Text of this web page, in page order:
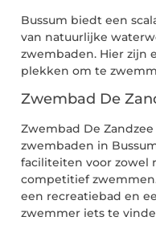
Bussum biedt een
van natuurlijke
zwembaden. Hier zijn
plekken om te
Zwembad De
Zwembad De
zwembaden in
faciliteiten voor zowel
competitief
een recreatiebad en
zwemmer iets te